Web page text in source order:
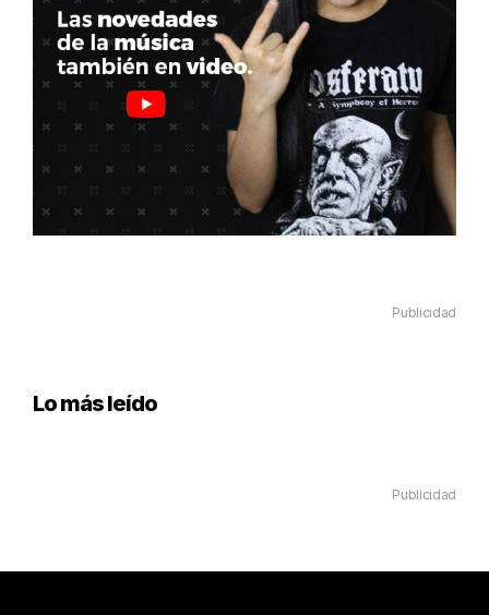
Publicidad
Lo más leído
Publicidad